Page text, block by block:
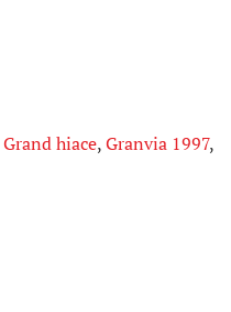
Grand hiace,Granvia 1997,